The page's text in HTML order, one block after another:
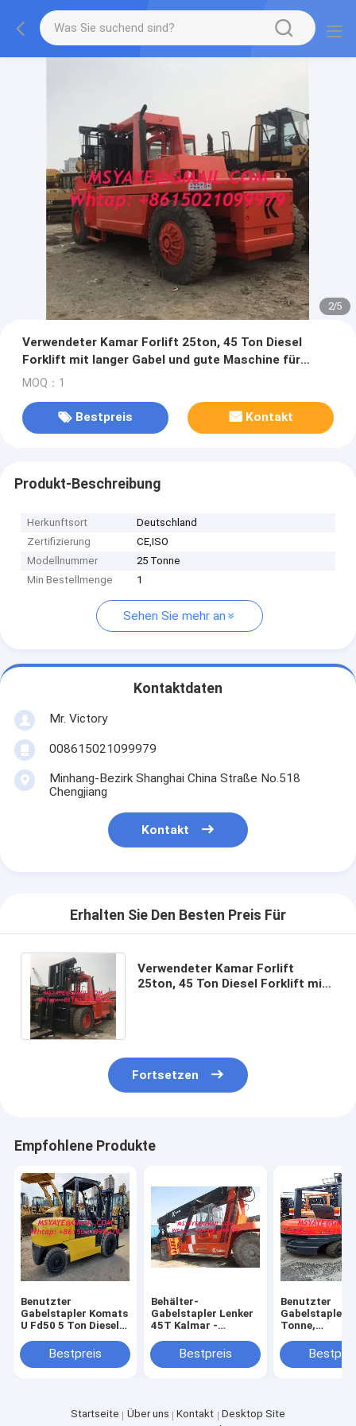
2/5
Verwendeter Kamar Forlift 25ton, 45 Ton Diesel
Forklift mit langer Gabel und gute Maschine für
Verkauf
MOQ：1
Bestpreis Kontakt
Produkt-Beschreibung
Herkunftsort
Deutschland
Zertifizierung
CE,ISO
Modellnummer
25 Tonne
Min Bestellmenge
1
Sehen Sie mehr an
Kontaktdaten
Mr. Victory
008615021099979
Minhang-Bezirk Shanghai China Straße No.518
Chengjiang
Kontakt
Erhalten Sie Den Besten Preis Für
Verwendeter Kamar Forlift
25ton, 45 Ton Diesel Forklift mit
Fortsetzen
Empfohlene Produkte
Benutzter
Gabelstapler Komats
U Fd50 5 Ton Diesel
Arbeitsbedingung
Bestpreis
Behälter-
Gabelstapler Lenker
45T Kalmar -
StaplerBestpreis
Benutzter
Gabelstapler 3
Tonne,
des Paletten-
Gabelstapler-
Startseite Über uns Kontakt
Desktop Site